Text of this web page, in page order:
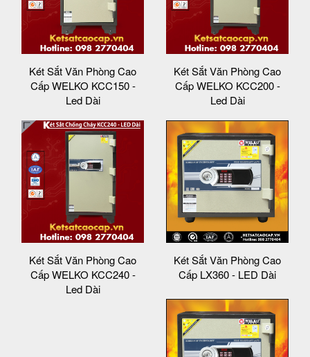
Két Sắt Văn Phòng Cao
Cấp WELKO KCC150 -
Led Dài
Két Sắt Văn Phòng Cao
Cấp WELKO KCC200 -
Led Dài
Két Sắt Văn Phòng Cao
Cấp WELKO KCC240 -
Led Dài
Két Sắt Văn Phòng Cao
Cấp LX360 - LED Dài